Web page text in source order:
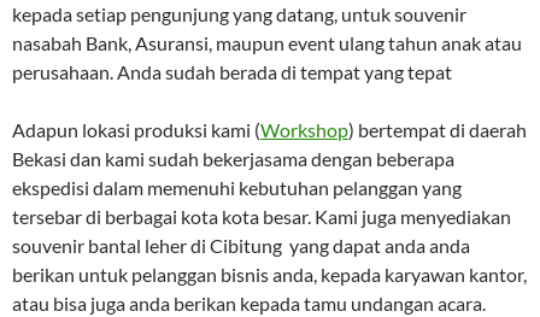
kepada setiap pengunjung yang datang, untuk souvenir
nasabah Bank, Asuransi, maupun event ulang tahun anak atau
perusahaan. Anda sudah berada di tempat yang tepat
Adapun lokasi produksi kami (Workshop) bertempat di daerah
Bekasi dan kami sudah bekerjasama dengan beberapa
ekspedisi dalam memenuhi kebutuhan pelanggan yang
tersebar di berbagai kota kota besar. Kami juga menyediakan
souvenir bantal leher di Cibitung yang dapat anda anda
berikan untuk pelanggan bisnis anda, kepada karyawan kantor,
atau bisa juga anda berikan kepada tamu undangan acara.